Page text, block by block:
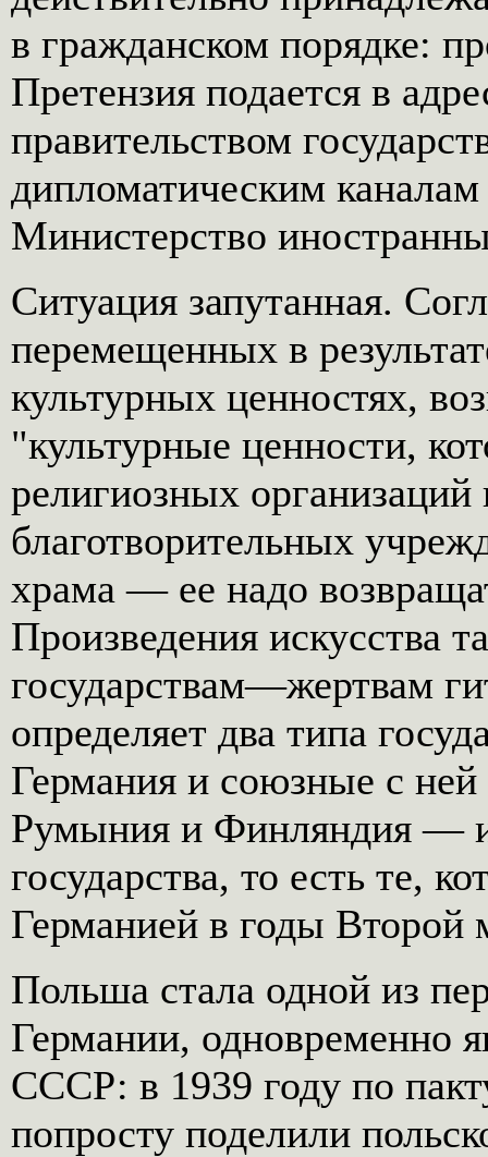
в гражданском порядке:
Претензия подается в
правительством
дипломатическим
Министерство
Ситуация запутанная.
перемещенных в
культурных ценностях,
"культурные ценности,
религиозных
благотворительных
храма — ее надо
Произведения искусства
государствам—жертвам
определяет два типа
Германия и союзные с
Румыния и Финляндия —
государства, то есть те,
Германией в годы Второй
Польша стала одной из
Германии, одновременно
СССР: в 1939 году по
попросту поделили